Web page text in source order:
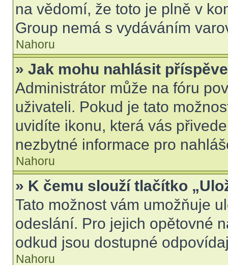
na vědomí, že toto je plně v
Group nemá s vydáváním
Nahoru
» Jak mohu nahlásit
Administrátor může na fóru
uživateli. Pokud je tato
uvidíte ikonu, která vás
nezbytné informace pro
Nahoru
» K čemu slouží tlačítko
Tato možnost vám umožňuje
odeslání. Pro jejich opětovné
odkud jsou dostupné
Nahoru